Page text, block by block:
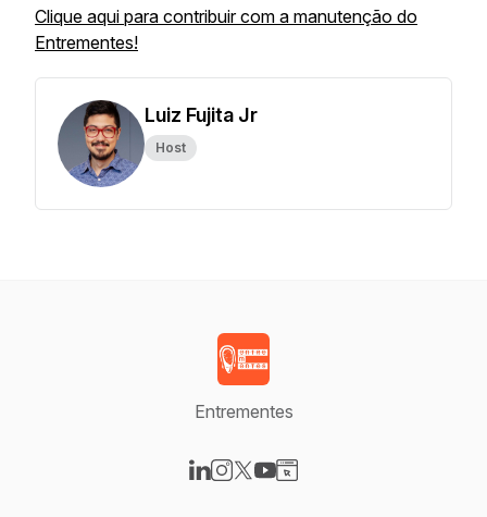
Clique aqui para contribuir com a manutenção do
Entrementes!
Luiz Fujita Jr
Host
Entrementes